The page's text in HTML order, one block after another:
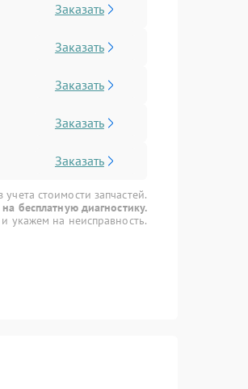
Заказать
Заказать
Заказать
Заказать
Заказать
стоимости запчастей.
бесплатную диагностику.
укажем на неисправность.